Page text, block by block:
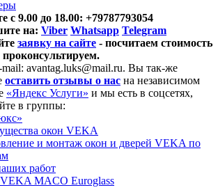
с 9.00 до 18.00: +79787793054
на: Viber Whatsapp Telegram
заявку на сайте - посчитаем стоимость
проконсультируем.
avantag.luks@mail.ru. Вы так-же
оставить отзывы о нас на независимом
«Яндекс Услуги» и мы есть в соцсетях,
в группы:
окон VEKA
и монтаж окон и дверей VEKA по
работ
MACO Euroglass